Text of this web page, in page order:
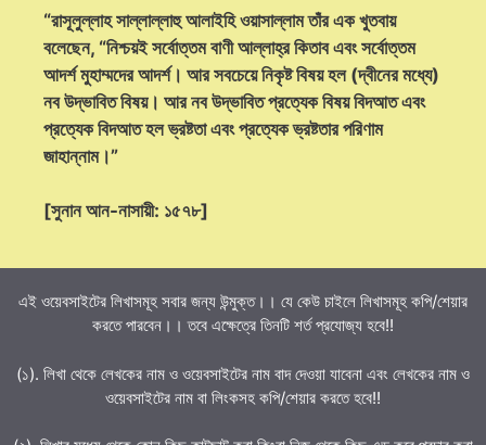
“রাসূলুল্লাহ সাল্লাল্লাহু আলাইহি ওয়াসাল্লাম তাঁর এক খুতবায়
বলেছেন, “নিশ্চয়ই সর্বোত্তম বাণী আল্লাহ্‌র কিতাব এবং সর্বোত্তম
আদর্শ মুহাম্মদের আদর্শ। আর সবচেয়ে নিকৃষ্ট বিষয় হল (দ্বীনের মধ্যে)
নব উদ্ভাবিত বিষয়। আর নব উদ্ভাবিত প্রত্যেক বিষয় বিদআত এবং
প্রত্যেক বিদআত হল ভ্রষ্টতা এবং প্রত্যেক ভ্রষ্টতার পরিণাম
জাহান্নাম।”
[সুনান আন-নাসায়ী: ১৫৭৮]
এই ওয়েবসাইটের লিখাসমূহ সবার জন্য উন্মুক্ত।। যে কেউ চাইলে লিখাসমূহ কপি/শেয়ার
করতে পারবেন।। তবে এক্ষেত্রে তিনটি শর্ত প্রযোজ্য হবে!!
(১). লিখা থেকে লেখকের নাম ও ওয়েবসাইটের নাম বাদ দেওয়া যাবেনা এবং লেখকের নাম ও
ওয়েবসাইটের নাম বা লিংকসহ কপি/শেয়ার করতে হবে!!